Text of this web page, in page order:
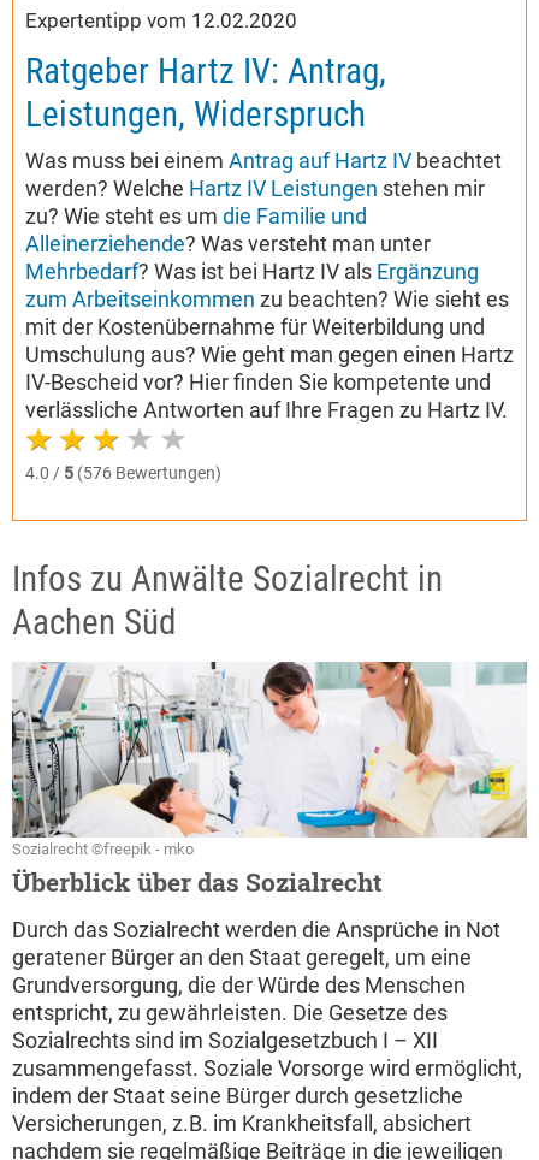
Expertentipp vom 12.02.2020
Ratgeber Hartz IV: Antrag,
Leistungen, Widerspruch
Was muss bei einem Antrag auf Hartz IV beachtet
werden? Welche Hartz IV Leistungen stehen mir
zu? Wie steht es um die Familie und
Alleinerziehende? Was versteht man unter
Mehrbedarf? Was ist bei Hartz IV als Ergänzung
zum Arbeitseinkommen zu beachten? Wie sieht es
mit der Kostenübernahme für Weiterbildung und
Umschulung aus? Wie geht man gegen einen Hartz
IV-Bescheid vor? Hier finden Sie kompetente und
verlässliche Antworten auf Ihre Fragen zu Hartz IV.
4.0 / 5 (576 Bewertungen)
Infos zu Anwälte Sozialrecht in
Aachen Süd
Sozialrecht ©freepik - mko
Überblick über das Sozialrecht
Durch das Sozialrecht werden die Ansprüche in Not
geratener Bürger an den Staat geregelt, um eine
Grundversorgung, die der Würde des Menschen
entspricht, zu gewährleisten. Die Gesetze des
Sozialrechts sind im Sozialgesetzbuch I – XII
zusammengefasst. Soziale Vorsorge wird ermöglicht,
indem der Staat seine Bürger durch gesetzliche
Versicherungen, z.B. im Krankheitsfall, absichert
nachdem sie regelmäßige Beiträge in die jeweiligen